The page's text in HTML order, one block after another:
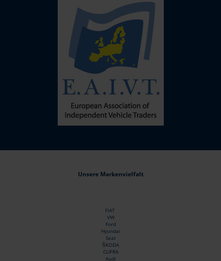
Unsere Markenvielfalt
FIAT
VW
Ford
Hyundai
Seat
ŠKODA
CUPRA
Audi